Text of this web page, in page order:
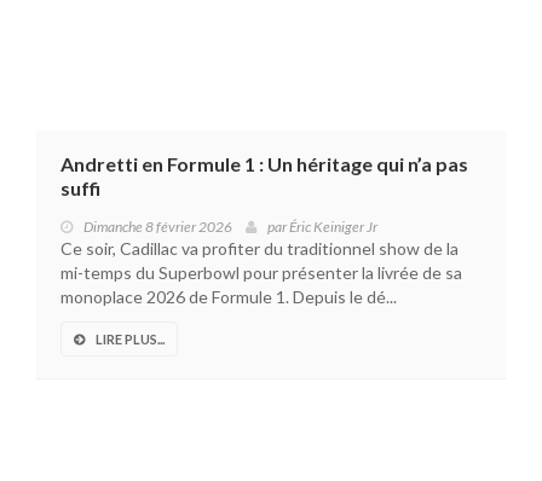
Andretti en Formule 1 : Un héritage qui n’a pas
suffi
Dimanche 8 février 2026 parÉric Keiniger Jr
Ce soir, Cadillac va profiter du traditionnel show de la
mi-temps du Superbowl pour présenter la livrée de sa
monoplace 2026 de Formule 1. Depuis le dé...
LIRE PLUS...